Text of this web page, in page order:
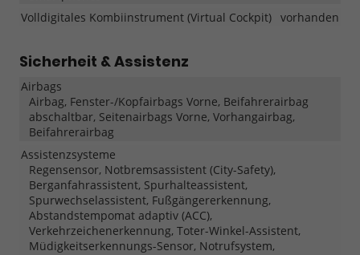
Volldigitales Kombiinstrument (Virtual Cockpit) vorhanden
Sicherheit & Assistenz
Airbags
Airbag, Fenster-/Kopfairbags Vorne, Beifahrerairbag
abschaltbar, Seitenairbags Vorne, Vorhangairbag,
Beifahrerairbag
Assistenzsysteme
Regensensor, Notbremsassistent (City-Safety),
Berganfahrassistent, Spurhalteassistent,
Spurwechselassistent, Fußgängererkennung,
Abstandstempomat adaptiv (ACC),
Verkehrzeichenerkennung, Toter-Winkel-Assistent,
Müdigkeitserkennungs-Sensor, Notrufsystem,